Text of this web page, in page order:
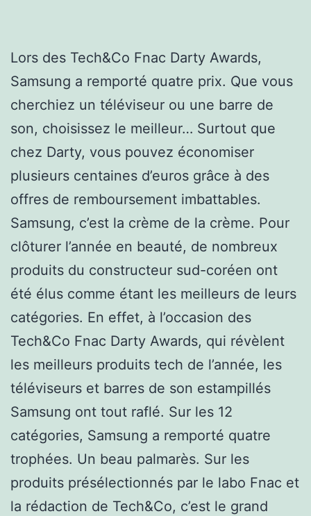
Lors des Tech&Co Fnac Darty Awards,
Samsung a remporté quatre prix. Que vous
cherchiez un téléviseur ou une barre de
son, choisissez le meilleur… Surtout que
chez Darty, vous pouvez économiser
plusieurs centaines d’euros grâce à des
offres de remboursement imbattables.
Samsung, c’est la crème de la crème. Pour
clôturer l’année en beauté, de nombreux
produits du constructeur sud-coréen ont
été élus comme étant les meilleurs de leurs
catégories. En effet, à l’occasion des
Tech&Co Fnac Darty Awards, qui révèlent
les meilleurs produits tech de l’année, les
téléviseurs et barres de son estampillés
Samsung ont tout raflé. Sur les 12
catégories, Samsung a remporté quatre
trophées. Un beau palmarès. Sur les
produits présélectionnés par le labo Fnac et
la rédaction de Tech&Co, c’est le grand